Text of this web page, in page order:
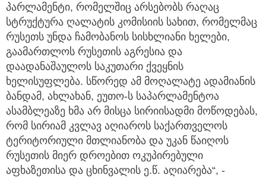
პარლამენტი, რომელშიც არსებობს რაღაც
სტრუქტურა ღალატის კომისიის სახით, რომელმაც
რუსეთს უნდა ჩამობანოს სისხლიანი ხელები,
გაამართლოს რუსეთის აგრესია და
დაადანაშაულოს საკუთარი ქვეყნის
ხელისუფლება. სწორედ ამ მოღალატე ადამიანის
ბანდამ, ახლახან, ეუთო-ს საპარლამენტოა
ასამბლეაზე ხმა არ მისცა სირიისადმი მოწოდებას,
რომ სირიამ კვლავ აღიაროს საქართველოს
ტერიტორიული მთლიანობა და უკან წაიღოს
რუსეთის მიერ დროებით ოკუპირებული
აფხაზეთისა და ცხინვალის ე.წ. აღიარება“, -